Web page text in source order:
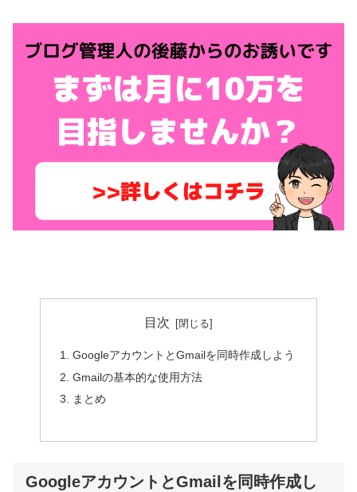
目次
GoogleアカウントとGmailを同時作成しよう
Gmailの基本的な使用方法
まとめ
GoogleアカウントとGmailを同時作成し